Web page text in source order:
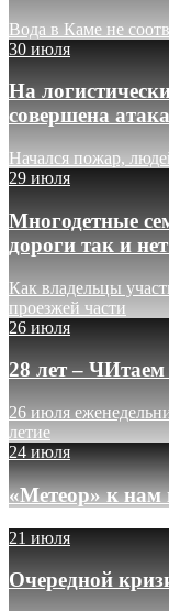
Вода в Каме не
30 июля
На
совершена
Начался пожар,
29 июля
Многодетные
дороги так и
Как владельцы
проезжей части
26 июля
28 лет – ЧИтаем
26 июля
летие
24 июля
«Метеор» к нам
21 июля
Очередной